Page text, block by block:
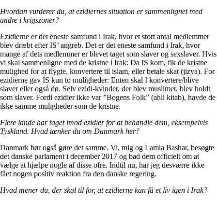
Hvordan vurderer du, at ezidiernes situation er sammenlignet med
andre i krigszoner?
Ezidierne er det eneste samfund i Irak, hvor et stort antal medlemmer
blev dræbt efter IS’ angreb. Det er det eneste samfund i Irak, hvor
mange af dets medlemmer er blevet taget som slaver og sexslaver. Hvis
vi skal sammenligne med de kristne i Irak: Da IS kom, fik de kristne
mulighed for at flygte, konvertere til islam, eller betale skat (jizya). For
ezidierne gav IS kun to muligheder: Enten skal I konvertere/blive
slaver eller også dø. Selv ezidi-kvinder, der blev muslimer, blev holdt
som slaver. Fordi ezidier ikke var ”Bogens Folk” (ahli kitab), havde de
ikke samme muligheder som de kristne.
Flere lande har taget imod ezidier for at behandle dem, eksempelvis
Tyskland. Hvad tænker du om Danmark her?
Danmark bør også gøre det samme. Vi, mig og Lamia Bashar, besøgte
det danske parlament i december 2017 og bad dem officielt om at
vælge at hjælpe nogle af disse ofre. Indtil nu, har jeg desværre ikke
fået nogen positiv reaktion fra den danske regering.
Hvad mener du, der skal til for, at ezidierne kan få et liv igen i Irak?